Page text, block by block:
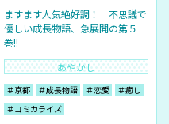
ますます人気絶好調！ 不思議で
優しい成長物語、急展開の第５
巻!!
あやかし
＃京都 ＃成長物語 ＃恋愛
＃癒し
＃コミカライズ